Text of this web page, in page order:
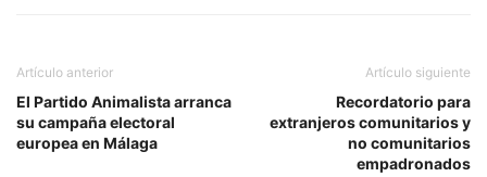
Artículo anterior
El Partido Animalista arranca
su campaña electoral
europea en Málaga
Artículo siguiente
Recordatorio para
extranjeros comunitarios y
no comunitarios
empadronados